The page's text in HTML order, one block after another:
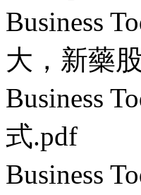
Business
大，新藥
Business
式.pdf
Business